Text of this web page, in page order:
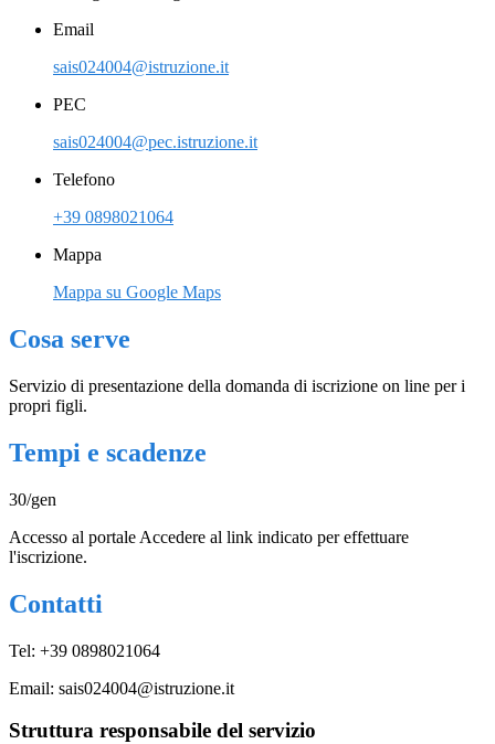
Email
sais024004@istruzione.it
PEC
sais024004@pec.istruzione.it
Telefono
+39 0898021064
Mappa
Mappa su Google Maps
Cosa serve
Servizio di presentazione della domanda di iscrizione on line per i
propri figli.
Tempi e scadenze
30/gen
Accesso al portale Accedere al link indicato per effettuare
l'iscrizione.
Contatti
Tel: +39 0898021064
Email: sais024004@istruzione.it
Struttura responsabile del servizio